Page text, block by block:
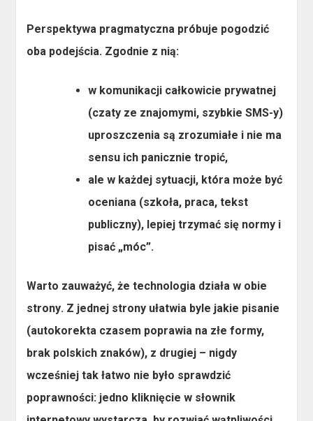
Perspektywa pragmatyczna próbuje pogodzić
oba podejścia. Zgodnie z nią:
w komunikacji całkowicie prywatnej
(czaty ze znajomymi, szybkie SMS-y)
uproszczenia są zrozumiałe i nie ma
sensu ich panicznie tropić,
ale w każdej sytuacji, która może być
oceniana (szkoła, praca, tekst
publiczny), lepiej trzymać się normy i
pisać „móc”.
Warto zauważyć, żetechnologia działa w obie
strony. Z jednej strony ułatwia byle jakie pisanie
(autokorekta czasem poprawia na złe formy,
brak polskich znaków), z drugiej – nigdy
wcześniej tak łatwo nie było sprawdzić
poprawności: jedno kliknięcie w słownik